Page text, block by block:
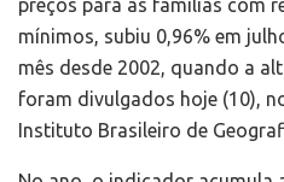
preços para as famílias com
mínimos, subiu 0,96% em
mês desde 2002, quando a
foram divulgados hoje (10),
Instituto Brasileiro de